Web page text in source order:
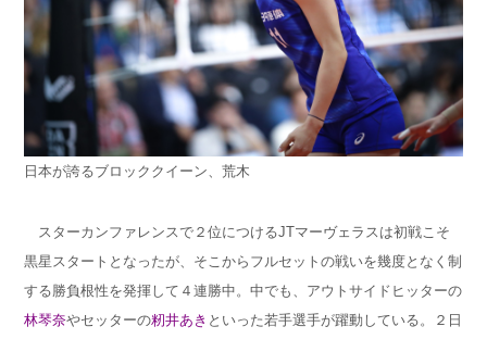
日本が誇るブロッククイーン、荒木
スターカンファレンスで２位につけるJTマーヴェラスは初戦こそ
黒星スタートとなったが、そこからフルセットの戦いを幾度となく制
する勝負根性を発揮して４連勝中。中でも、アウトサイドヒッターの
林琴奈やセッターの籾井あき といった若手選手が躍動している。２日